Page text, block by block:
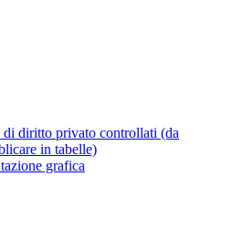
di diritto privato controllati (da
in tabelle)
grafica